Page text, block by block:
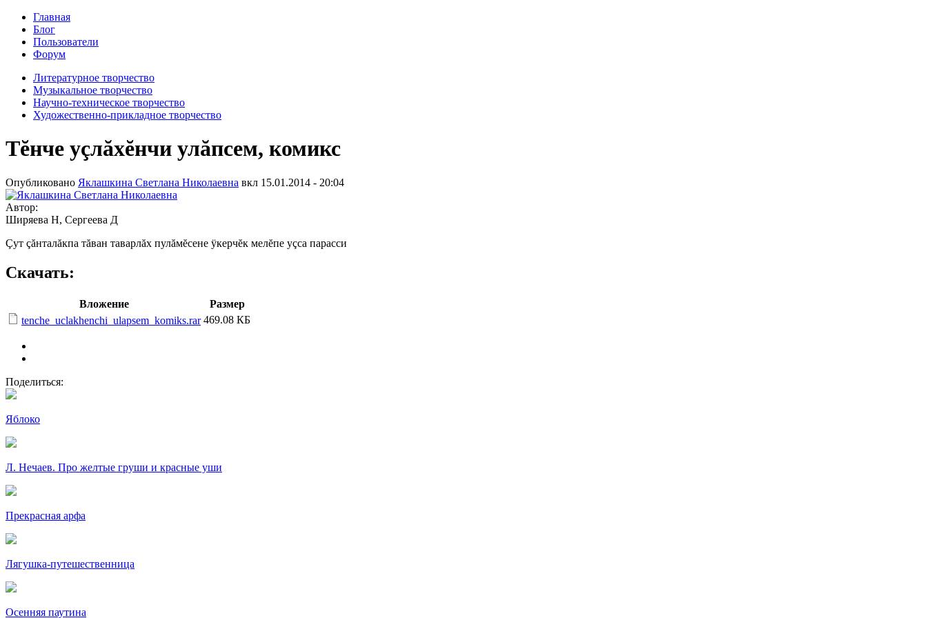
Главная
Блог
Пользователи
Форум
Литературное творчество
Музыкальное творчество
Научно-техническое творчество
Художественно-прикладное творчество
Тĕнче уçлăхĕнчи улăпсем, комикс
Опубликовано Яклашкина Светлана Николаевна вкл 15.01.2014 - 20:04
Автор:
Ширяева Н, Сергеева Д
Çут çăнталăкпа тăван таварлăх пулăмĕсене ÿкерчĕк мелĕпе уçса парасси
Скачать:
Вложение
Размер
tenche_uclakhenchi_ulapsem_komiks.rar 469.08 КБ
Поделиться:
Яблоко
Л. Нечаев. Про желтые груши и красные уши
Прекрасная арфа
Лягушка-путешественница
Осенняя паутина